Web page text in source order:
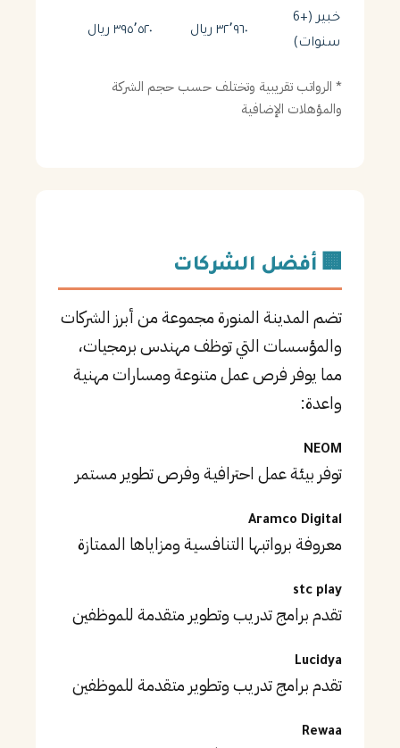
خبير (+6
سنوات)
٣٢٬٩٦٠ ريال ٣٩٥٬٥٢٠ ريال
* الرواتب تقريبية وتختلف حسب حجم الشركة
والمؤهلات الإضافية
🏢 أفضل الشركات
تضم المدينة المنورة مجموعة من أبرز الشركات
والمؤسسات التي توظف مهندس برمجيات،
مما يوفر فرص عمل متنوعة ومسارات مهنية
واعدة:
NEOM
توفر بيئة عمل احترافية وفرص تطوير مستمر
Aramco Digital
معروفة برواتبها التنافسية ومزاياها الممتازة
stc play
تقدم برامج تدريب وتطوير متقدمة للموظفين
Lucidya
تقدم برامج تدريب وتطوير متقدمة للموظفين
Rewaa